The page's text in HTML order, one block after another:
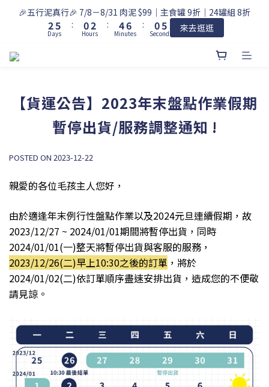
🎉五行泥真行🎉 7/8－8/31 肉泥 $99｜主食罐 9折｜24罐組 8折
3
2
1
6
5
4
Days
:
1
0
3
2
1
Hours
:
5
4
3
7
6
5
0
Minutes
:
1
0
6
5
4
Seconds 來去逛逛
【貨運公告】2023年末盤點作業假期
暫停出貨/服務調整通知 !
POSTED ON 2023-12-22
親愛的各位毛孩主人您好，
由於適逢年末例行性盤點作業以及2024元旦連續假期 ，故
2023/12/27 ~ 2024/01/01期間將暫停出貨，同時
2024/01/01(一)整天將暫停出貨與客服的服務 ，
2023/12/26(二)早上10:30之後的訂單 ， 將於
2024/01/02(二)依訂單順序盡速安排出貨，造成您的不便敬
請見諒。